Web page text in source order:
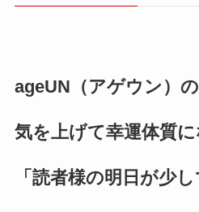
ageUN（アゲウン）
気を上げて幸運体質に
「読者様の明日が少